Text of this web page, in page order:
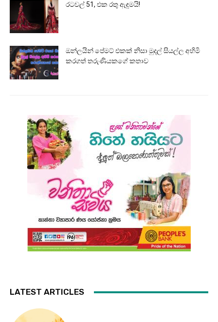
රටවල් 51, එක රතු ඇඳුමයි!
ඔන්ලයින් පේමට් එකක් නිසා මුදල් සියල්ල අහිමි
කරගත් තරුණියකගේ කතාව
LATEST ARTICLES